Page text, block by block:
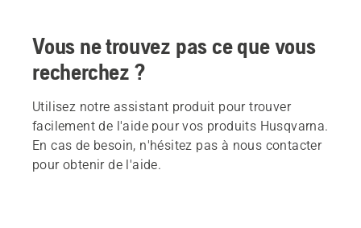
Vous ne trouvez pas ce que vous
recherchez ?
Utilisez notre assistant produit pour trouver
facilement de l'aide pour vos produits Husqvarna.
En cas de besoin, n'hésitez pas à nous contacter
pour obtenir de l'aide.